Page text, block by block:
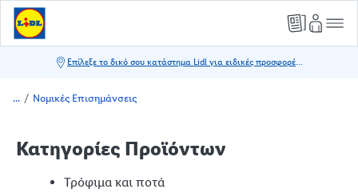
/ Νομικές Επισημάνσεις
Κατηγορίες Προϊόντων
Τρόφιμα και ποτά